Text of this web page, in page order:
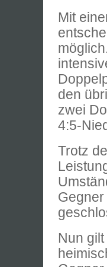
Mit
den
zwei
4:5-
Trotz
Nun